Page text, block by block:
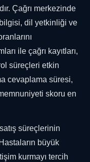
Çağrı merkezinde
bilgisi, dil yetkinliği ve
ile çağrı kayıtları,
süreçleri etkin
cevaplama süresi,
skoru en
süreçlerinin
büyük
kurmayı tercih